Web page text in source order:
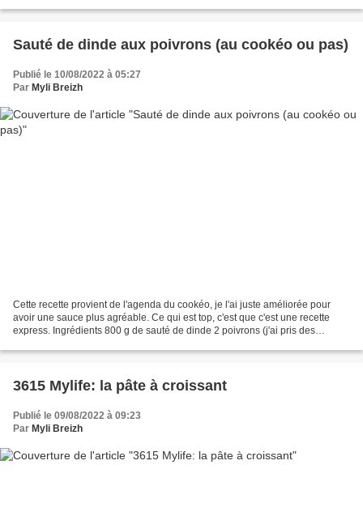
Sauté de dinde aux poivrons (au cookéo ou pas)
Publié le 10/08/2022 à 05:27
Par Myli Breizh
Cette recette provient de l'agenda du cookéo, je l'ai juste améliorée pour
avoir une sauce plus agréable. Ce qui est top, c'est que c'est une recette
express. Ingrédients 800 g de sauté de dinde 2 poivrons (j'ai pris des
3615 Mylife: la pâte à croissant
Publié le 09/08/2022 à 09:23
Par Myli Breizh